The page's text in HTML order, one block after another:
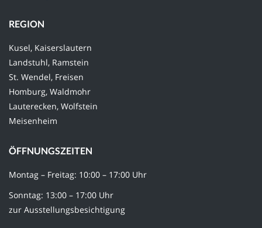
REGION
Kusel, Kaiserslautern
Landstuhl, Ramstein
St. Wendel, Freisen
Homburg, Waldmohr
Lauterecken, Wolfstein
Meisenheim
ÖFFNUNGSZEITEN
Montag – Freitag: 10:00 – 17:00 Uhr
Sonntag: 13:00 – 17:00 Uhr
zur Ausstellungsbesichtigung